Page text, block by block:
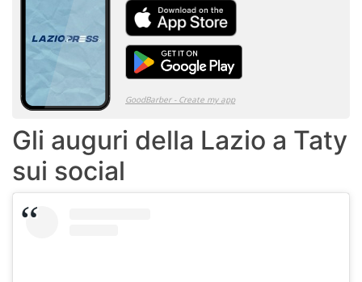
Gli auguri della Lazio a Taty
sui social